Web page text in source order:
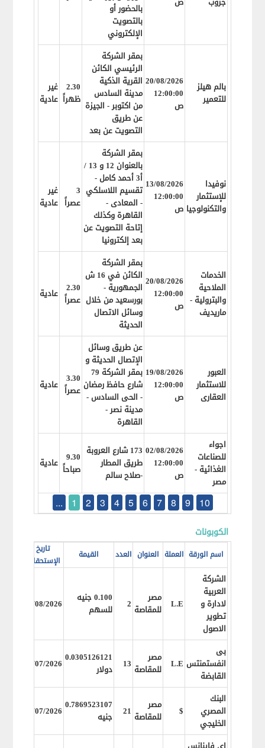
بالحضور أو
بالتصويت
الإلكتروني
بالم هيلز
للتعمير
20/08/2026
12:00:00
ص
بمقر الشركة
الرئيسي الكائن
القرية الذكية
مدينة السادس
من اكتوبر - الجيزة
عن طريق
التصويت عن بعد
2.30
ظهراً
غير
عادية
نوفيدا
للإستثمار
والتكنولوجيا
13/08/2026
12:00:00
ص
بمقر الشركة
بالعنوان 12 و 13 /
أ3 أحمد كامل -
تقسيم اللاسلكي
- المعادى -
القاهرة وكذلك
إتاحة التصويت عن
بعد إلكترونيا
3
عصراً
غير
عادية
الخدمات
الملاحية
والبترولية -
ماريديف
20/08/2026
12:00:00
ص
بمقر الشركة
الكائن في 16 ش
الجمهورية -
بورسعيد من خلال
وسائل الاتصال
الحديثة
2.30
عصراً عادية
العبور
للاستثمار
العقارى
19/08/2026
12:00:00
ص
عن طريق وسائل
الإتصال الحديثة و
بمقر الشركة 79
شارع حافظ رمضان
- الحى السادس -
مدينة نصر -
القاهرة
3.30
عصراً عادية
اجواء
للصناعات
الغذائية -
مصر
02/08/2026
12:00:00
ص
173 شارع العروبة
طريق المطار
-صلاح سالم
9.30
صباحاً عادية
1 2 3 4 5 6 7 8 9 10
...
الكوبونات
اسم الورقة العملة العنوان العدد القيمة
تاريخ
الإستحقاق
الشركة
العربية
لادارة و
تطوير
الاصول
L.E
مصر
للمقاصة 2
0.100 جنيه
للسهم
09/08/2026
بى
انفستمنتس
القابضة
L.E
مصر
للمقاصة 13
0.0305126121
دولار
20/07/2026
البنك
المصري
الخليجي
$
مصر
للمقاصة 21
0.7869523107
جنيه
12/07/2026